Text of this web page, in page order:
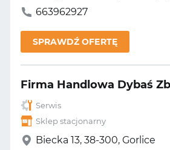
663962927
SPRAWDŹ OFERTĘ
Firma Handlowa Dybaś
Serwis
Sklep stacjonarny
Biecka 13, 38-300, Gorlice